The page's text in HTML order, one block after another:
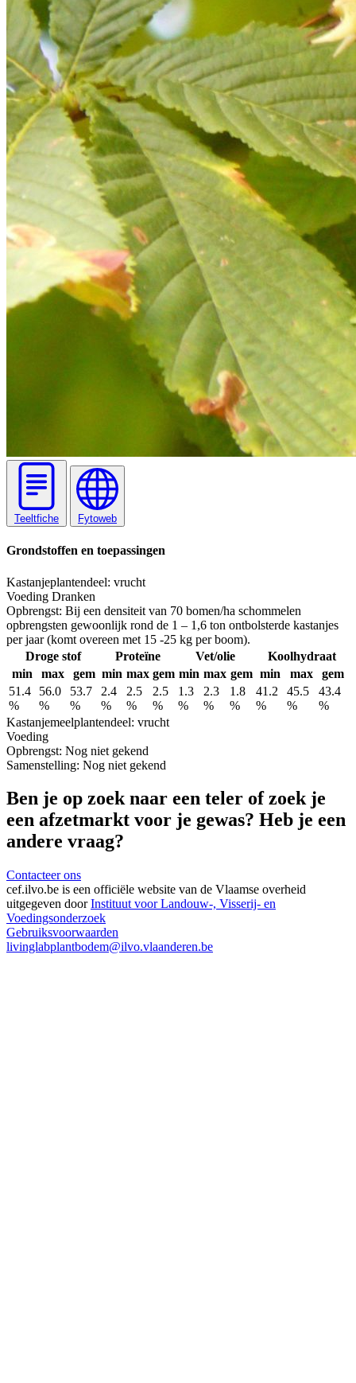
Teeltfiche Fytoweb
Grondstoffen en toepassingen
Kastanjeplantendeel: vrucht
Voeding Dranken
Opbrengst: Bij een densiteit van 70 bomen/ha schommelen
opbrengsten gewoonlijk rond de 1 – 1,6 ton ontbolsterde kastanjes
per jaar (komt overeen met 15 -25 kg per boom).
Droge stof
Proteïne Vet/olie
Koolhydraat
min
max gem min max gem min max gem min max
gem
51.4
%
56.0
%
53.7
%
2.4
%
2.5
%
2.5
%
1.3
%
2.3
%
1.8
%
41.2
%
45.5
%
43.4
%
Kastanjemeelplantendeel: vrucht
Voeding
Opbrengst: Nog niet gekend
Samenstelling: Nog niet gekend
Ben je op zoek naar een teler of zoek je
een afzetmarkt voor je gewas? Heb je een
andere vraag?
Contacteer ons
cef.ilvo.be is een officiële website van de Vlaamse overheid
uitgegeven doorInstituut voor Landouw-, Visserij- en
Voedingsonderzoek
Gebruiksvoorwaarden
livinglabplantbodem@ilvo.vlaanderen.be